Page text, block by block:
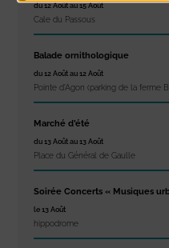
du 12 Août au 15 Août
Cale du Passous
Balade ornithologique
du 12 Août au 12 Août
Pointe d'Agon (parking de la ferme
Marché d’été
du 13 Août au 13 Août
Place du Général de Gaulle
Soirée Concerts « Musiques
le 13 Août
hippodrome